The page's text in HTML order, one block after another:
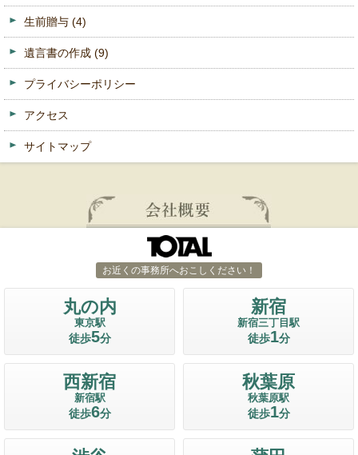
生前贈与 (4)
遺言書の作成 (9)
プライバシーポリシー
アクセス
サイトマップ
お近くの事務所へおこしください！
丸の内
東京駅
徒歩5分
新宿
新宿三丁目駅
徒歩1分
西新宿
新宿駅
徒歩6分
秋葉原
秋葉原駅
徒歩1分